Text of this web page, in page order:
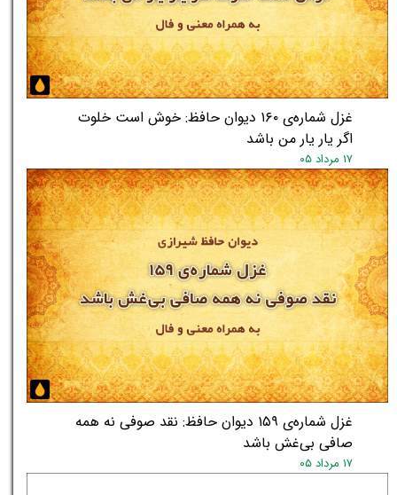
غزل شماره‌ی ۱۶۰ دیوان حافظ: خوش است خلوت
اگر یار یار من باشد
۱۷ مرداد ۰۵
غزل شماره‌ی ۱۵۹ دیوان حافظ: نقد صوفی نه همه
صافی بی‌غش باشد
۱۷ مرداد ۰۵